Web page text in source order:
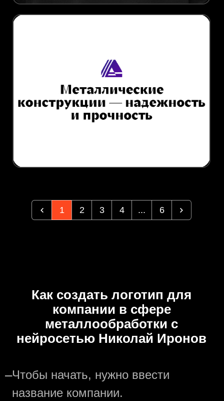
1 2 3 4 ... 6
Как создать логотип для
компании в сфере
металлообработки с
нейросетью Николай Иронов
—Чтобы начать, нужно ввести
название компании.